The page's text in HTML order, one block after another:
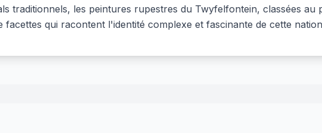
traditionnels, les peintures rupestres du Twyfelfontein, classées
facettes qui racontent l'identité complexe et fascinante de cette